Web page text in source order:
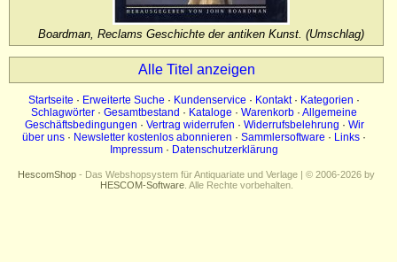
Boardman, Reclams Geschichte der antiken Kunst. (Umschlag)
Alle Titel anzeigen
Startseite · Erweiterte Suche · Kundenservice · Kontakt· Kategorien ·
Schlagwörter · Gesamtbestand · Kataloge · Warenkorb · Allgemeine
Geschäftsbedingungen · Vertrag widerrufen · Widerrufsbelehrung · Wir
über uns · Newsletter kostenlos abonnieren · Sammlersoftware · Links ·
Impressum · Datenschutzerklärung
HescomShop - Das Webshopsystem für Antiquariate und Verlage | © 2006-2026 by
HESCOM-Software. Alle Rechte vorbehalten.